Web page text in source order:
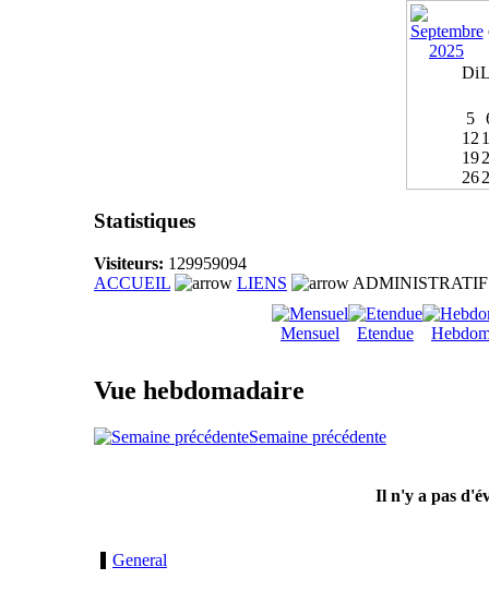
Di
5
12
19
26
Statistiques
Visiteurs: 129959094
ACCUEIL
LIENS ADMINISTRATIF
Mensuel Etendue
Vue hebdomadaire
Semaine précédente
Il n'y a pas
General